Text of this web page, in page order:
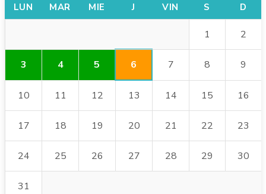
LUN MAR MIE J VIN S D
1 2
3 4 5 6 7 8 9
10 11 12 13 14 15 16
17 18 19 20 21 22 23
24 25 26 27 28 29 30
31